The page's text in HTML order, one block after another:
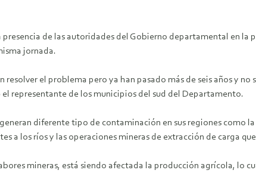
presencia de las autoridades del Gobierno departamental en
jornada.
resolver el problema pero ya han pasado más de seis años y
representante de los municipios del sud del Departamento.
diferente tipo de contaminación en sus regiones como
a los ríos y las operaciones mineras de extracción de carga
mineras, está siendo afectada la producción agrícola, lo